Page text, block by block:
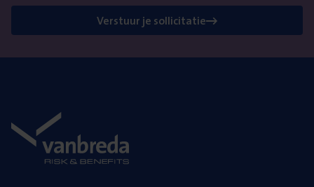
Verstuur je sollicitatie